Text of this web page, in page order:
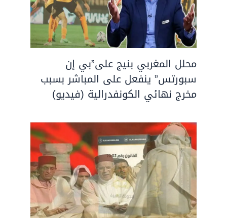
محلل المغربي بنيج على”بي إن
سبورتس” ينفعل على المباشر بسبب
مخرج نهائي الكونفدرالية (فيديو)